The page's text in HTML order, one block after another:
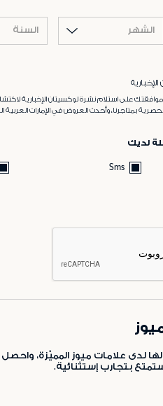
الشهر السنة
على استلام نشرة لوكسيتان الإخبارية
بمتاجرنا، وأحدث العروض في الإمارات العربية
لديك
Sms
لدى علامات ميوز المميّزة، واحصل
بتجارب إستثنائية.